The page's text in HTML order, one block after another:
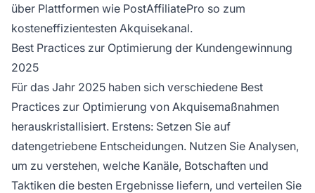
über Plattformen wie PostAffiliatePro so zum
kosteneffizientesten Akquisekanal.
Best Practices zur Optimierung der Kundengewinnung
2025
Für das Jahr 2025 haben sich verschiedene Best
Practices zur Optimierung von Akquisemaßnahmen
herauskristallisiert. Erstens: Setzen Sie auf
datengetriebene Entscheidungen. Nutzen Sie Analysen,
um zu verstehen, welche Kanäle, Botschaften und
Taktiken die besten Ergebnisse liefern, und verteilen Sie